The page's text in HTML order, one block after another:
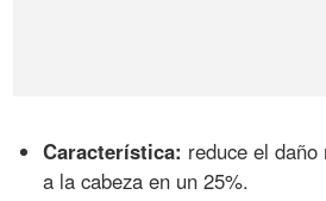
Característica: reduce el
a la cabeza en un 25%.